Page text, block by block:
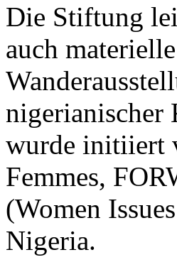
Die Stiftung
auch
nigerianischer
wurde initiiert
Femmes,
(Women
Nigeria.